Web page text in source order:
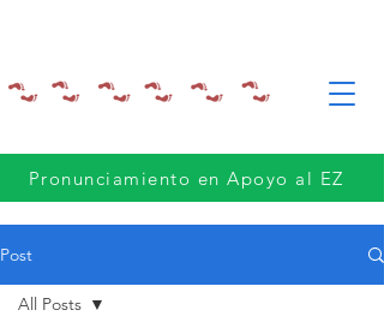
Pronunciamiento en Apoyo al EZ
Post
All Posts